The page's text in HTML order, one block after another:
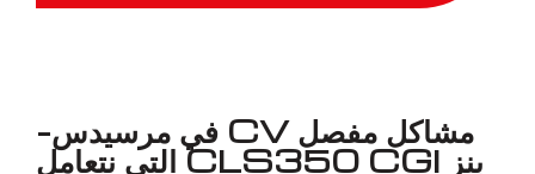
مشاكل مفصل CV في مرسيدس-
بنز CLS350 CGI التي نتعامل